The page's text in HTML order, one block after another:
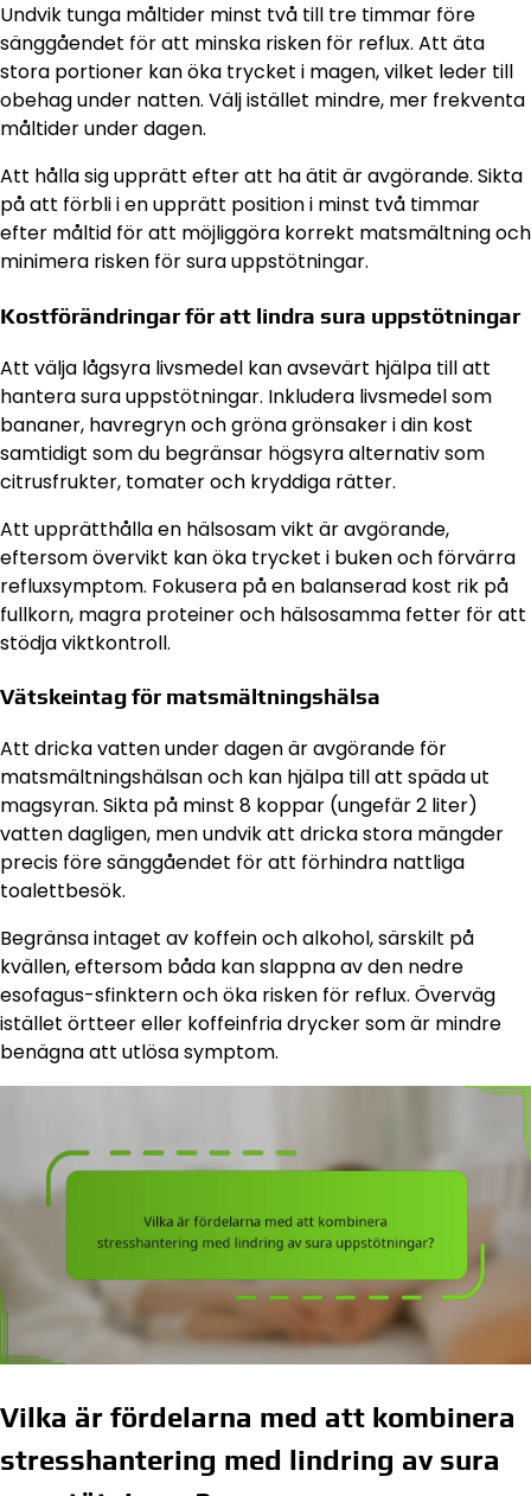
Undvik tunga måltider minst två till tre timmar före
sänggåendet för att minska risken för reflux. Att äta
stora portioner kan öka trycket i magen, vilket leder till
obehag under natten. Välj istället mindre, mer frekventa
måltider under dagen.
Att hålla sig upprätt efter att ha ätit är avgörande. Sikta
på att förbli i en upprätt position i minst två timmar
efter måltid för att möjliggöra korrekt matsmältning och
minimera risken för sura uppstötningar.
Kostförändringar för att lindra sura uppstötningar
Att välja lågsyra livsmedel kan avsevärt hjälpa till att
hantera sura uppstötningar. Inkludera livsmedel som
bananer, havregryn och gröna grönsaker i din kost
samtidigt som du begränsar högsyra alternativ som
citrusfrukter, tomater och kryddiga rätter.
Att upprätthålla en hälsosam vikt är avgörande,
eftersom övervikt kan öka trycket i buken och förvärra
refluxsymptom. Fokusera på en balanserad kost rik på
fullkorn, magra proteiner och hälsosamma fetter för att
stödja viktkontroll.
Vätskeintag för matsmältningshälsa
Att dricka vatten under dagen är avgörande för
matsmältningshälsan och kan hjälpa till att späda ut
magsyran. Sikta på minst 8 koppar (ungefär 2 liter)
vatten dagligen, men undvik att dricka stora mängder
precis före sänggåendet för att förhindra nattliga
toalettbesök.
Begränsa intaget av koffein och alkohol, särskilt på
kvällen, eftersom båda kan slappna av den nedre
esofagus-sfinktern och öka risken för reflux. Överväg
istället örtteer eller koffeinfria drycker som är mindre
benägna att utlösa symptom.
Vilka är fördelarna med att kombinera
stresshantering med lindring av sura